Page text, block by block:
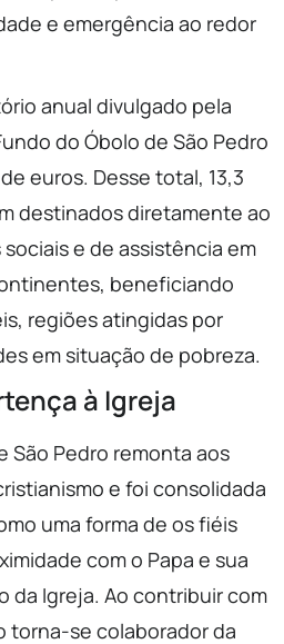
e emergência ao redor
anual divulgado pela
do Óbolo de São Pedro
euros. Desse total, 13,3
destinados diretamente ao
e de assistência em
beneficiando
regiões atingidas por
em situação de pobreza.
à Igreja
São Pedro remonta aos
e foi consolidada
uma forma de os fiéis
com o Papa e sua
da Igreja. Ao contribuir com
torna-se colaborador da